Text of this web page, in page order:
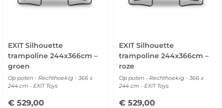
EXIT Silhouette
trampoline 244x366cm –
groen
Op poten - Rechthoekig - 366 x
244 cm - EXIT Toys
€ 529,00
EXIT Silhouette
trampoline 244x366cm –
roze
Op poten - Rechthoekig - 366 x
244 cm - EXIT Toys
€ 529,00